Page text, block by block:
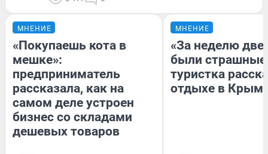
МНЕНИЕ
«Покупаешь кота в
мешке»:
предприниматель
рассказала, как на
самом деле устроен
бизнес со складами
дешевых товаров
МНЕНИЕ
«За неделю две
были
туристка
отдыхе в